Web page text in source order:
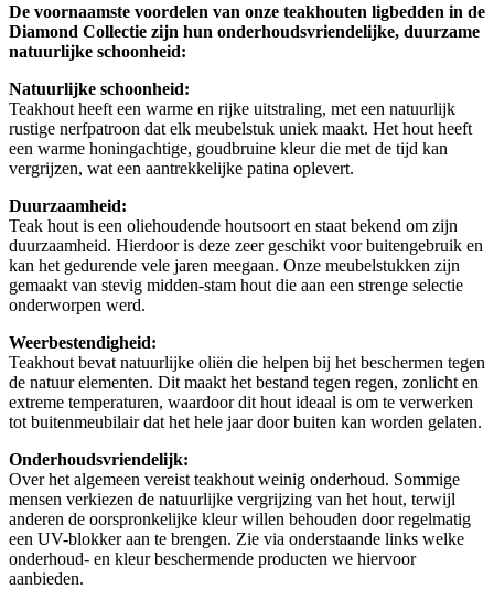
De voornaamste voordelen van onze teakhouten ligbedden in de
Diamond Collectie zijn hun onderhoudsvriendelijke, duurzame
natuurlijke schoonheid:
Natuurlijke schoonheid:
Teakhout heeft een warme en rijke uitstraling, met een natuurlijk
rustige nerfpatroon dat elk meubelstuk uniek maakt. Het hout heeft
een warme honingachtige, goudbruine kleur die met de tijd kan
vergrijzen, wat een aantrekkelijke patina oplevert.
Duurzaamheid:
Teak hout is een oliehoudende houtsoort en staat bekend om zijn
duurzaamheid. Hierdoor is deze zeer geschikt voor buitengebruik en
kan het gedurende vele jaren meegaan. Onze meubelstukken zijn
gemaakt van stevig midden-stam hout die aan een strenge selectie
onderworpen werd.
Weerbestendigheid:
Teakhout bevat natuurlijke oliën die helpen bij het beschermen tegen
de natuur elementen. Dit maakt het bestand tegen regen, zonlicht en
extreme temperaturen, waardoor dit hout ideaal is om te verwerken
tot buitenmeubilair dat het hele jaar door buiten kan worden gelaten.
Onderhoudsvriendelijk:
Over het algemeen vereist teakhout weinig onderhoud. Sommige
mensen verkiezen de natuurlijke vergrijzing van het hout, terwijl
anderen de oorspronkelijke kleur willen behouden door regelmatig
een UV-blokker aan te brengen. Zie via onderstaande links welke
onderhoud- en kleur beschermende producten we hiervoor
aanbieden.